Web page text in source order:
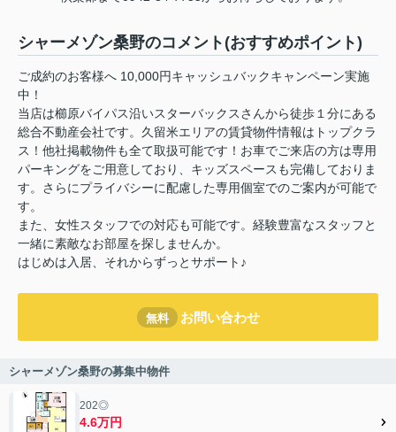
シャーメゾン桑野のコメント(おすすめポイント)
ご成約のお客様へ 10,000円キャッシュバックキャンペーン実施
中！
当店は櫛原バイパス沿いスターバックスさんから徒歩１分にある
総合不動産会社です。久留米エリアの賃貸物件情報はトップクラ
ス！他社掲載物件も全て取扱可能です！お車でご来店の方は専用
パーキングをご用意しており、キッズスペースも完備しておりま
す。さらにプライバシーに配慮した専用個室でのご案内が可能で
す。
また、女性スタッフでの対応も可能です。経験豊富なスタッフと
一緒に素敵なお部屋を探しませんか。
はじめは入居、それからずっとサポート♪
無料 お問い合わせ
シャーメゾン桑野の募集中物件
202◎
4.6万円